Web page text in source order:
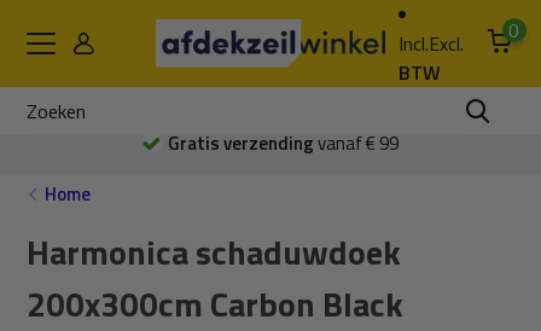
Incl.Excl.
BTW
0
Gratis verzendingvanaf € 99
Home
Harmonica schaduwdoek
200x300cm Carbon Black